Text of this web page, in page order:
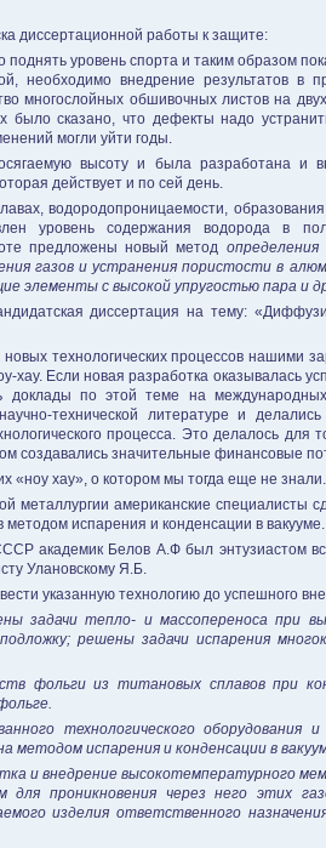
диссертационной работы к защите:
уровень спорта и таким образом
необходимо внедрение результатов в
многослойных обшивочных листов на
сказано, что дефекты надо
могли уйти годы.
высоту и была разработана и
действует и по сей день.
водородопроницаемости,
уровень содержания водорода в
предложены новый метод
газов и устранения пористости в
элементы с высокой упругостью пара и
диссертация на тему:
технологических процессов нашими
Если новая разработка оказывалась
доклады по этой теме на
технической литературе и
процесса. Это делалось для
создавались значительные финансовые
«ноу хау», о котором мы тогда еще не знали.
металлургии американские специалисты
методом испарения и конденсации в вакууме.
академик Белов А.Ф был энтузиастом
Улановскому Я.Б.
указанную технологию до успешного
задачи тепло- и массопереноса при
решены задачи испарения
фольги из титановых сплавов при
технологического оборудования
испарения и конденсации в
и внедрение высокотемпературного
для проникновения через него этих
изделия ответственного